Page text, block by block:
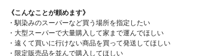
《こんなことが頼めます》
・馴染みのスーパーなど買う場所を指定したい
・大型スーパーで大量購入して家まで運んでほしい
・遠くて買いに行けない商品を買って発送してほしい
・限定販売品を並んで購入してほしい